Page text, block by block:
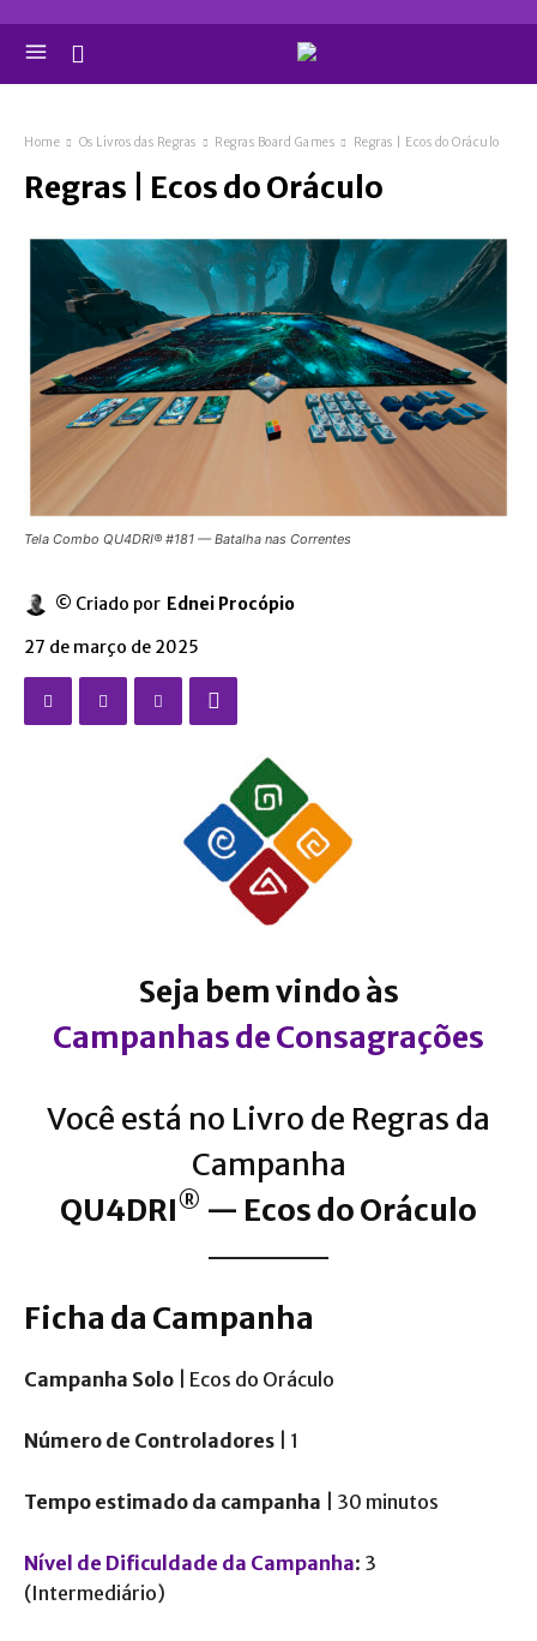
Home Os Livros das Regras Regras Board Games Regras | Ecos do Oráculo
Regras | Ecos do Oráculo
Tela Combo QU4DRI® #181 — Batalha nas Correntes
© Criado por Ednei Procópio
27 de março de 2025
Seja bem vindo às
Campanhas de Consagrações
Você está no Livro de Regras da
Campanha
QU4DRI® — Ecos do Oráculo
Ficha da Campanha
Campanha Solo | Ecos do Oráculo
Número de Controladores | 1
Tempo estimado da campanha | 30 minutos
Nível de Dificuldade da Campanha: 3
(Intermediário)